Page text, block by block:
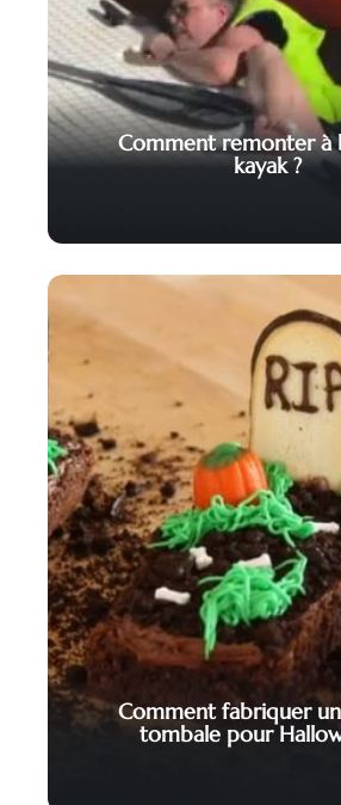
Comment remonter à
kayak ?
Comment fabriquer
tombale pour